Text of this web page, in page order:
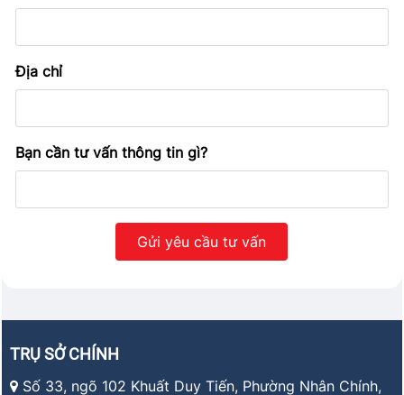
Địa chỉ
Bạn cần tư vấn thông tin gì?
TRỤ SỞ CHÍNH
Số 33, ngõ 102 Khuất Duy Tiến, Phường Nhân Chính,